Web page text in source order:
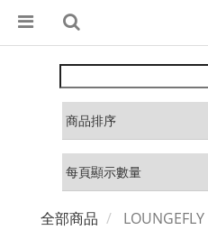
全部商品 LOUNGEFLY